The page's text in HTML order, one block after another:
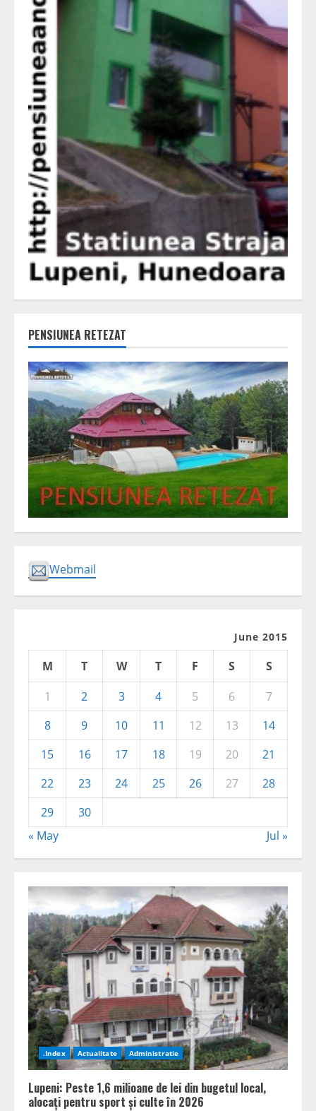
PENSIUNEA RETEZAT
Webmail
June 2015
M T W T F S
S
1
2 3 4 5 6
7
8
9 10 11 12 13
14
15
16 17 18 19 20
21
22
23 24 25 26 27
28
29
30
« May
Jul »
.Index Actualitate Administratie
Lupeni: Peste 1,6 milioane de lei din bugetul local,
alocați pentru sport și culte în 2026